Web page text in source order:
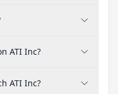
ATI Inc?
ATI Inc?